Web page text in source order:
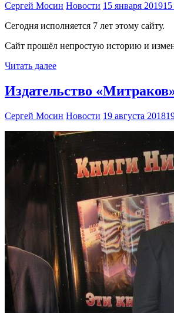
Сергей Мосин Новости 15 января 2019
Сегодня исполняется 7 лет этому сайту.
Сайт прошёл непростую историю и
Читать далее
Издательство
Сергей Мосин Новости 19 августа 2018